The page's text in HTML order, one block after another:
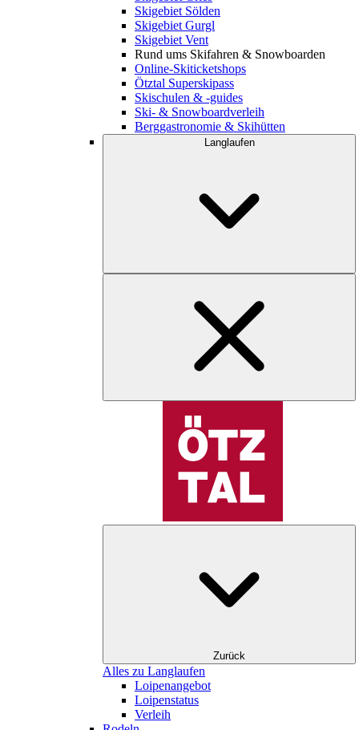
Skigebiet Sölden
Skigebiet Gurgl
Skigebiet Vent
Rund ums Skifahren & Snowboarden
Online-Skiticketshops
Ötztal Superskipass
Skischulen & -guides
Ski- & Snowboardverleih
Berggastronomie & Skihütten
Langlaufen
Zurück
Alles zu Langlaufen
Loipenangebot
Loipenstatus
Verleih